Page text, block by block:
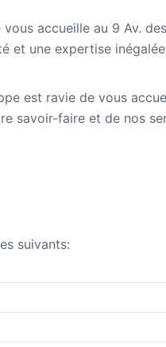
accueille au 9 Av.
et une expertise
est ravie de vous
savoir-faire et de nos
suivants: